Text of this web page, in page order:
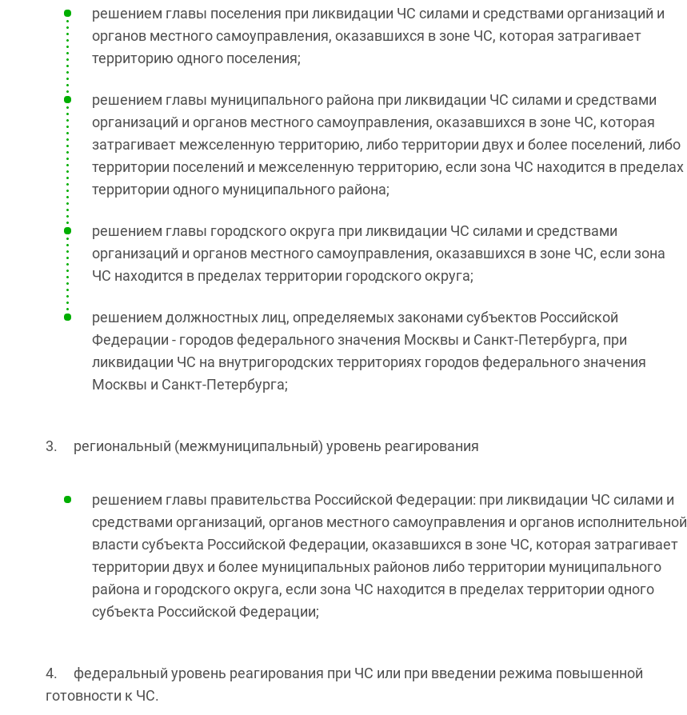
решением главы поселения при ликвидации ЧС силами и средствами организаций и
органов местного самоуправления, оказавшихся в зоне ЧС, которая затрагивает
территорию одного поселения;
решением главы муниципального района при ликвидации ЧС силами и средствами
организаций и органов местного самоуправления, оказавшихся в зоне ЧС, которая
затрагивает межселенную территорию, либо территории двух и более поселений, либо
территории поселений и межселенную территорию, если зона ЧС находится в пределах
территории одного муниципального района;
решением главы городского округа при ликвидации ЧС силами и средствами
организаций и органов местного самоуправления, оказавшихся в зоне ЧС, если зона
ЧС находится в пределах территории городского округа;
решением должностных лиц, определяемых законами субъектов Российской
Федерации - городов федерального значения Москвы и Санкт-Петербурга, при
ликвидации ЧС на внутригородских территориях городов федерального значения
Москвы и Санкт-Петербурга;
3. региональный (межмуниципальный) уровень реагирования
решением главы правительства Российской Федерации: при ликвидации ЧС силами и
средствами организаций, органов местного самоуправления и органов исполнительной
власти субъекта Российской Федерации, оказавшихся в зоне ЧС, которая затрагивает
территории двух и более муниципальных районов либо территории муниципального
района и городского округа, если зона ЧС находится в пределах территории одного
субъекта Российской Федерации;
4. федеральный уровень реагирования при ЧС или при введении режима повышенной
готовности к ЧС.